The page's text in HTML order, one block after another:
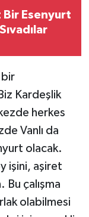
Bir Esenyurt
bir
Kardeşlik
herkes
Vanlı da
olacak.
işini, aşiret
Bu çalışma
olabilmesi